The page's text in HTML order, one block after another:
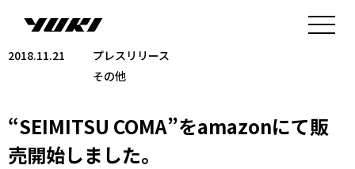
2018.11.21
プレスリリース
その他
“SEIMITSU COMA”をamazonにて販
売開始しました。